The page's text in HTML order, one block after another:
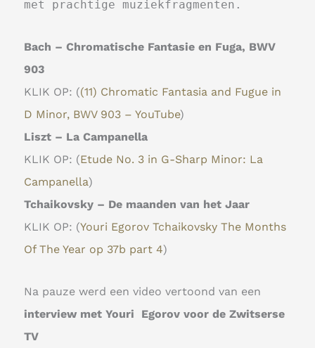
met prachtige muziekfragmenten.
Bach – Chromatische Fantasie en Fuga, BWV
903
KLIK OP: ((11) Chromatic Fantasia and Fugue in
D Minor, BWV 903 – YouTube)
Liszt – La Campanella
KLIK OP: (Etude No. 3 in G-Sharp Minor: La
Campanella)
Tchaikovsky – De maanden van het Jaar
KLIK OP: (Youri Egorov Tchaikovsky The Months
Of The Year op 37b part 4)
Na pauze werd een video vertoond van een
interview met Youri
Egorov voor de Zwitserse
TV